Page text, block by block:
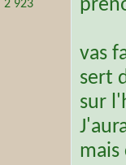
2 923
vas
sert
sur